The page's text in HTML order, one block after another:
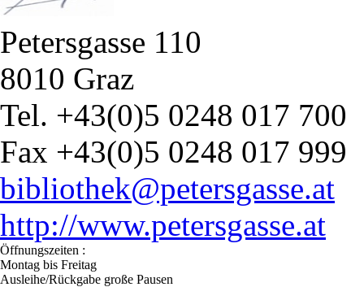
Petersgasse 110
8010 Graz
Tel. +43(0)5 0248 017 700
Fax +43(0)5 0248 017 999
bibliothek@petersgasse.at
http://www.petersgasse.at
Öffnungszeiten :
Montag bis Freitag
Ausleihe/Rückgabe große Pausen